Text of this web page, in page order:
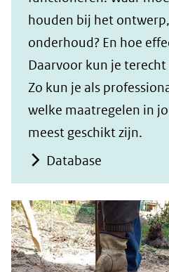
houden bij het
onderhoud? En hoe
Daarvoor kun je
Zo kun je als
welke maatregelen in
meest geschikt zijn.
Database